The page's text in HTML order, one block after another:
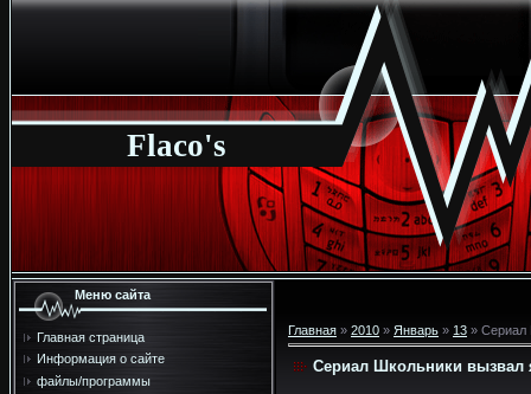
Flaco's
Меню сайта
Главная страница
Информация о сайте
файлы/программы
Главная » 2010 » Январь » 13 » Сериал
Сериал Школьники вызвал